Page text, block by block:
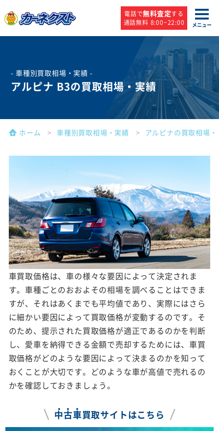
電話で無料査定する
通話無料 8:00~22:00
メニュー
- 車種別買取相場・実績 -
アルピナ B3の買取相場・実績
ホーム 車種別買取相場・実績 アルピナの買取相場
車買取価格は、車の様々な要因によって決定されま
す。車種ごとのおおよその相場を調べることはできま
すが、それはあくまでも平均値であり、実際にはさら
に細かい要因によって買取価格が変動するのです。そ
のため、提示された買取価格が適正であるのかを判断
し、愛車を納得できる金額で売却するためには、車買
取価格がどのような要因によって決まるのかを知って
おくことが大切です。どのような車が高値で売れるの
かを確認しておきましょう。
中古車買取サイトはこちら